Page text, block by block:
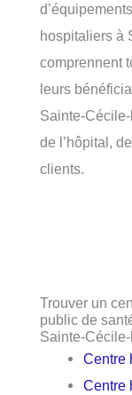
hospitaliers à
comprennent
leurs
Sainte-
de l’hôpital,
clients.
Trouver un
public de
Sainte-
Centre
Centre